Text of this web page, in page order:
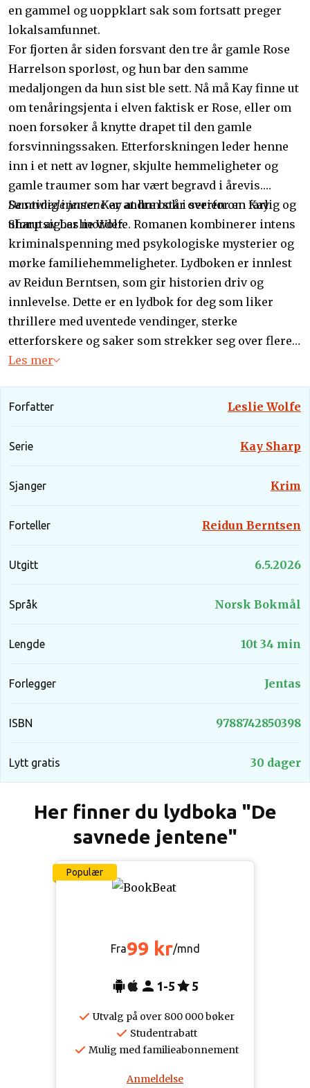
en gammel og uoppklart sak som fortsatt preger
lokalsamfunnet.
For fjorten år siden forsvant den tre år gamle Rose
Harrelson sporløst, og hun bar den samme
medaljongen da hun sist ble sett. Nå må Kay finne ut
om tenåringsjenta i elven faktisk er Rose, eller om
noen forsøker å knytte drapet til den gamle
forsvinningssaken. Etterforskningen leder henne
inn i et nett av løgner, skjulte hemmeligheter og
gamle traumer som har vært begravd i årevis.
Samtidig innser Kay at hun står overfor en farlig og
uforutsigbar morder.
De savnede jenteneer andre bok i serien om Kay
Sharp av Leslie Wolfe. Romanen kombinerer intens
kriminalspenning med psykologiske mysterier og
mørke familiehemmeligheter. Lydboken er innlest
av Reidun Berntsen, som gir historien driv og
innlevelse. Dette er en lydbok for deg som liker
thrillere med uventede vendinger, sterke
etterforskere og saker som strekker seg over flere
tiår.
Les mer
Forfatter Leslie Wolfe
Serie Kay Sharp
Sjanger Krim
Forteller Reidun Berntsen
Utgitt 6.5.2026
Språk Norsk Bokmål
Lengde 10t 34 min
Forlegger Jentas
ISBN 9788742850398
Lytt gratis 30 dager
Her finner du lydboka "De
savnede jentene"
Populær
Fra99 kr/mnd
1-5 5
Utvalg på over 800 000 bøker
Studentrabatt
Mulig med familieabonnement
Anmeldelse